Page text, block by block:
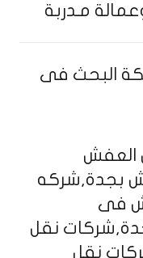
مـدربة
البحث فى
العفش
بجدة,شركه
فى
نقل
نقل